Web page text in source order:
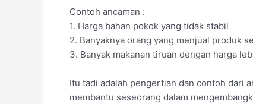
Contoh ancaman :
1. Harga bahan pokok yang tidak stabil
2. Banyaknya orang yang menjual produk
3. Banyak makanan tiruan dengan harga
Itu tadi adalah pengertian dan contoh dari
membantu seseorang dalam